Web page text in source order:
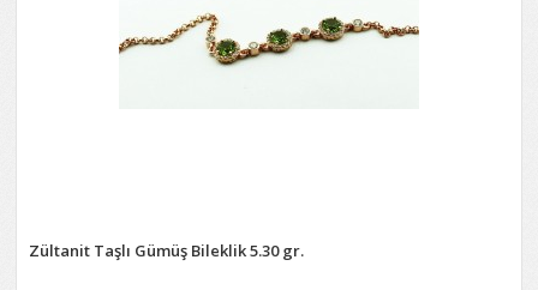
Zültanit Taşlı Gümüş Bileklik 5.30 gr.